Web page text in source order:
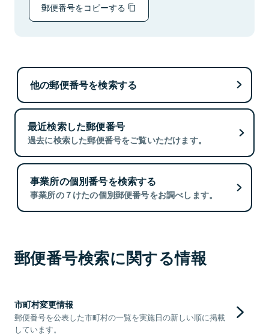
郵便番号をコピーする
他の郵便番号を検索する
最近検索した郵便番号
過去に検索した郵便番号をご覧いただけます。
事業所の個別番号を検索する
事業所の７けたの個別郵便番号をお調べします。
郵便番号検索に関する情報
市町村変更情報
郵便番号を公表した市町村の一覧を実施日の新しい順に掲載
しています。